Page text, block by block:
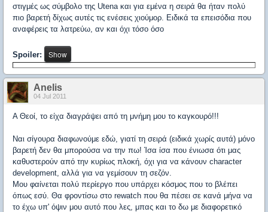
στιγμές ως σύμβολο της Utena και για εμένα η σειρά θα ήταν πολύ
πιο βαρετή δίχως αυτές τις ενέσεις χιούμορ. Ειδικά τα επεισόδια που
αναφέρεις τα λατρεύω, αν και όχι τόσο όσο
Spoiler:
Anelis
04 Jul 2011
Α Θεοί, το είχα διαγράψει από τη μνήμη μου το καγκουρό!!!
Ναι σίγουρα διαφωνούμε εδώ, γιατί τη σειρά (ειδικά χωρίς αυτά) μόνο
βαρετή δεν θα μπορούσα να την πω! Ίσα ίσα που ένιωσα ότι μας
καθυστερούν από την κυρίως πλοκή, όχι για να κάνουν character
development, αλλά για να γεμίσουν τη σεζόν.
Μου φαίνεται πολύ περίεργο που υπάρχει κόσμος που το βλέπει
όπως εσύ. Θα φροντίσω στο rewatch που θα πέσει σε κανά μήνα να
το έχω υπ' όψιν μου αυτό που λες, μπας και το δω με διαφορετικό